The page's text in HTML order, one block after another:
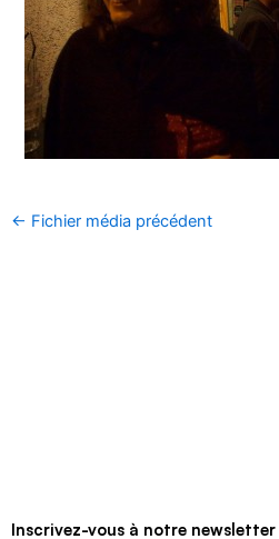
← Fichier média précédent
Inscrivez-vous à notre newsletter